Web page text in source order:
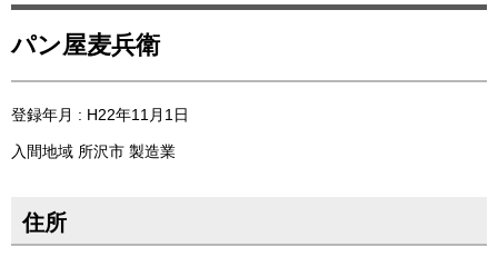
パン屋麦兵衛
登録年月 : H22年11月1日
入間地域 所沢市 製造業
住所